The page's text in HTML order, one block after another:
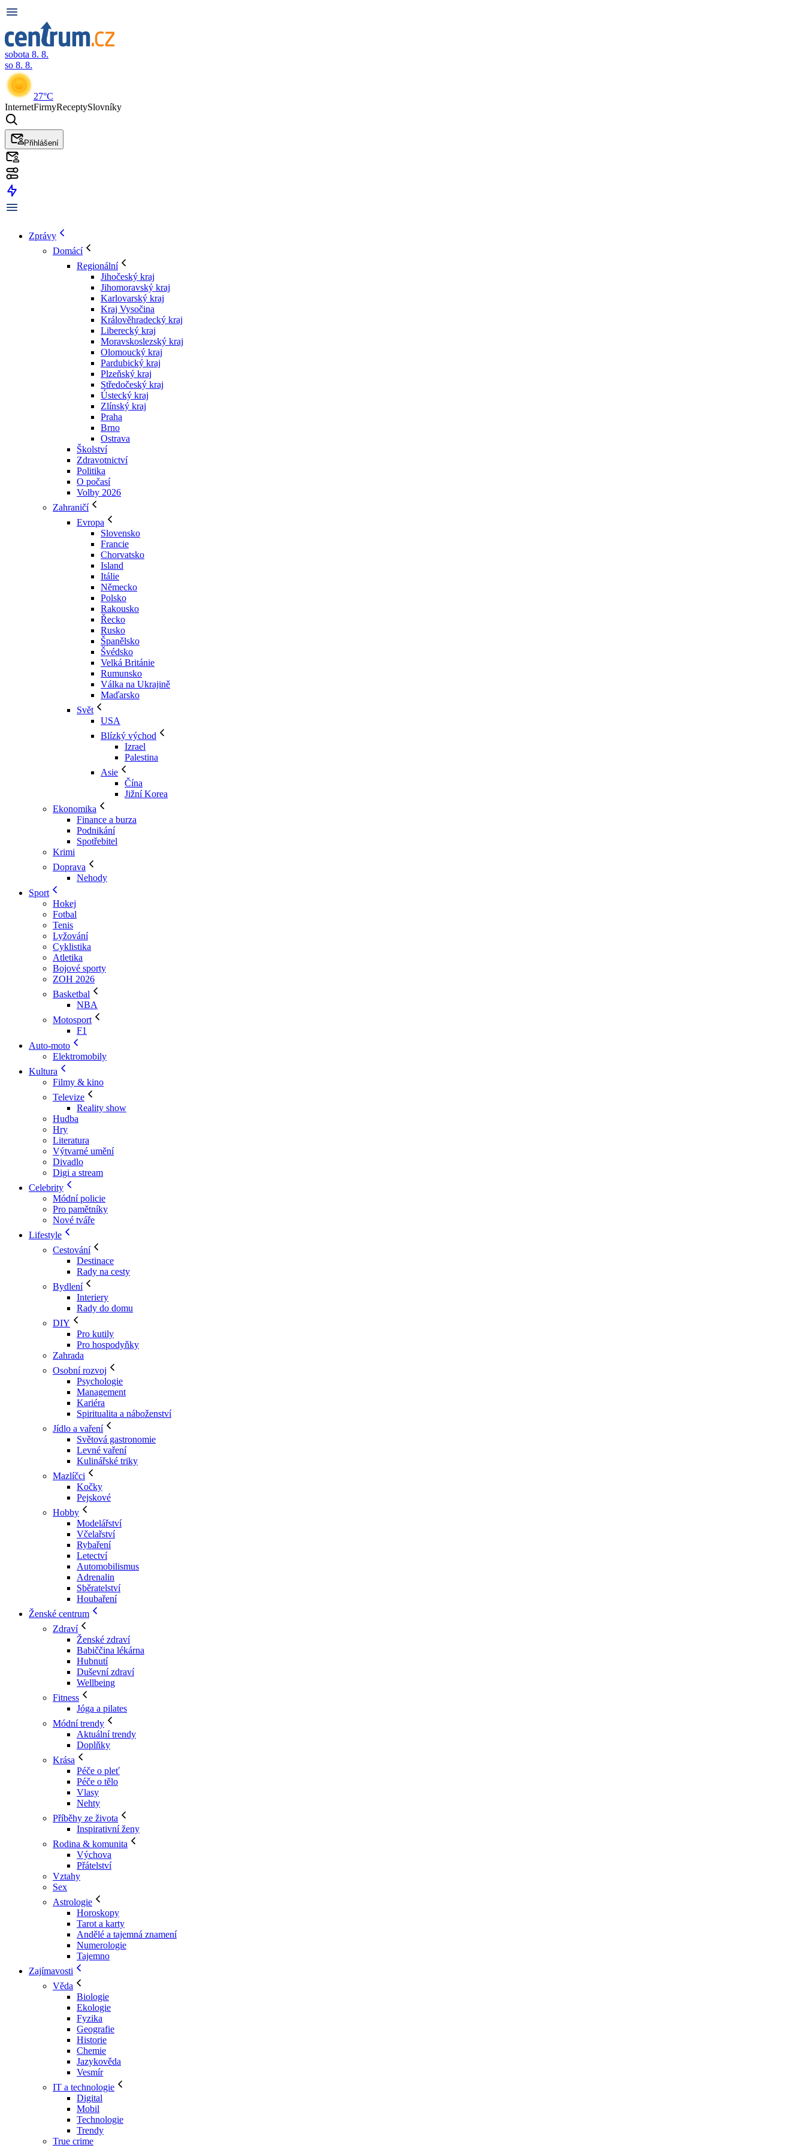
sobota 8. 8.
so 8. 8.
27°C
InternetFirmyReceptySlovníky
Přihlášení
Zprávy
Domácí
Regionální
Jihočeský kraj
Jihomoravský kraj
Karlovarský kraj
Kraj Vysočina
Králověhradecký kraj
Liberecký kraj
Moravskoslezský kraj
Olomoucký kraj
Pardubický kraj
Plzeňský kraj
Středočeský kraj
Ústecký kraj
Zlínský kraj
Praha
Brno
Ostrava
Školství
Zdravotnictví
Politika
O počasí
Volby 2026
Zahraničí
Evropa
Slovensko
Francie
Chorvatsko
Island
Itálie
Německo
Polsko
Rakousko
Řecko
Rusko
Španělsko
Švédsko
Velká Británie
Rumunsko
Válka na Ukrajině
Maďarsko
Svět
USA
Blízký východ
Izrael
Palestina
Asie
Čína
Jižní Korea
Ekonomika
Finance a burza
Podnikání
Spotřebitel
Krimi
Doprava
Nehody
Sport
Hokej
Fotbal
Tenis
Lyžování
Cyklistika
Atletika
Bojové sporty
ZOH 2026
Basketbal
NBA
Motosport
F1
Auto-moto
Elektromobily
Kultura
Filmy & kino
Televize
Reality show
Hudba
Hry
Literatura
Výtvarné umění
Divadlo
Digi a stream
Celebrity
Módní policie
Pro pamětníky
Nové tváře
Lifestyle
Cestování
Destinace
Rady na cesty
Bydlení
Interiery
Rady do domu
DIY
Pro kutily
Pro hospodyňky
Zahrada
Osobní rozvoj
Psychologie
Management
Kariéra
Spiritualita a náboženství
Jídlo a vaření
Světová gastronomie
Levné vaření
Kulinářské triky
Mazlíčci
Kočky
Pejskové
Hobby
Modelářství
Včelařství
Rybaření
Letectví
Automobilismus
Adrenalin
Sběratelství
Houbaření
Ženské centrum
Zdraví
Ženské zdraví
Babiččina lékárna
Hubnutí
Duševní zdraví
Wellbeing
Fitness
Jóga a pilates
Módní trendy
Aktuální trendy
Doplňky
Krása
Péče o pleť
Péče o tělo
Vlasy
Nehty
Příběhy ze života
Inspirativní ženy
Rodina & komunita
Výchova
Přátelství
Vztahy
Sex
Astrologie
Horoskopy
Tarot a karty
Andělé a tajemná znamení
Numerologie
Tajemno
Zajímavosti
Věda
Biologie
Ekologie
Fyzika
Geografie
Historie
Chemie
Jazykověda
Vesmír
IT a technologie
Digital
Mobil
Technologie
Trendy
True crime